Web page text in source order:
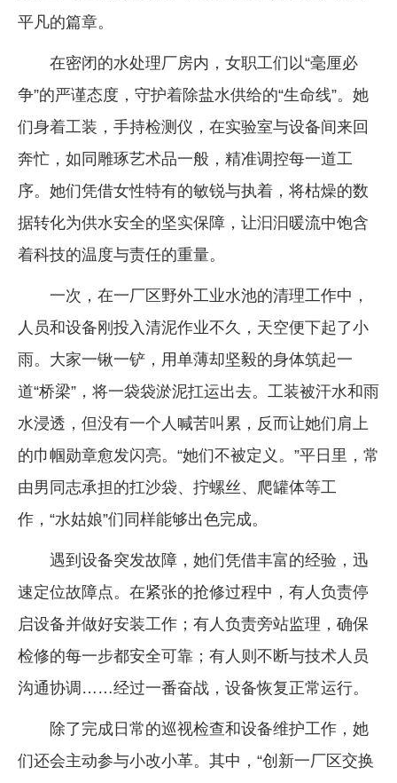
平凡的篇章。
在密闭的水处理厂房内，女职工们以“毫厘必
争”的严谨态度，守护着除盐水供给的“生命线”。她
们身着工装，手持检测仪，在实验室与设备间来回
奔忙，如同雕琢艺术品一般，精准调控每一道工
序。她们凭借女性特有的敏锐与执着，将枯燥的数
据转化为供水安全的坚实保障，让汩汩暖流中饱含
着科技的温度与责任的重量。
一次，在一厂区野外工业水池的清理工作中，
人员和设备刚投入清泥作业不久，天空便下起了小
雨。大家一锹一铲，用单薄却坚毅的身体筑起一
道“桥梁”，将一袋袋淤泥扛运出去。工装被汗水和雨
水浸透，但没有一个人喊苦叫累，反而让她们肩上
的巾帼勋章愈发闪亮。“她们不被定义。”平日里，常
由男同志承担的扛沙袋、拧螺丝、爬罐体等工
作，“水姑娘”们同样能够出色完成。
遇到设备突发故障，她们凭借丰富的经验，迅
速定位故障点。在紧张的抢修过程中，有人负责停
启设备并做好安装工作；有人负责旁站监理，确保
检修的每一步都安全可靠；有人则不断与技术人员
沟通协调……经过一番奋战，设备恢复正常运行。
除了完成日常的巡视检查和设备维护工作，她
们还会主动参与小改小革。其中，“创新一厂区交换